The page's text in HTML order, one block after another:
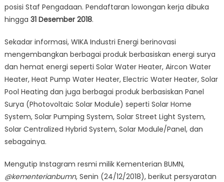
posisi Staf Pengadaan. Pendaftaran lowongan kerja dibuka
hingga 31 Desember 2018.
Sekadar informasi, WIKA Industri Energi berinovasi
mengembangkan berbagai produk berbasiskan energi surya
dan hemat energi seperti Solar Water Heater, Aircon Water
Heater, Heat Pump Water Heater, Electric Water Heater, Solar
Pool Heating dan juga berbagai produk berbasiskan Panel
Surya (Photovoltaic Solar Module) seperti Solar Home
System, Solar Pumping System, Solar Street Light System,
Solar Centralized Hybrid System, Solar Module/Panel, dan
sebagainya.
Mengutip Instagram resmi milik Kementerian BUMN,
@kementerianbumn, Senin (24/12/2018), berikut persyaratan